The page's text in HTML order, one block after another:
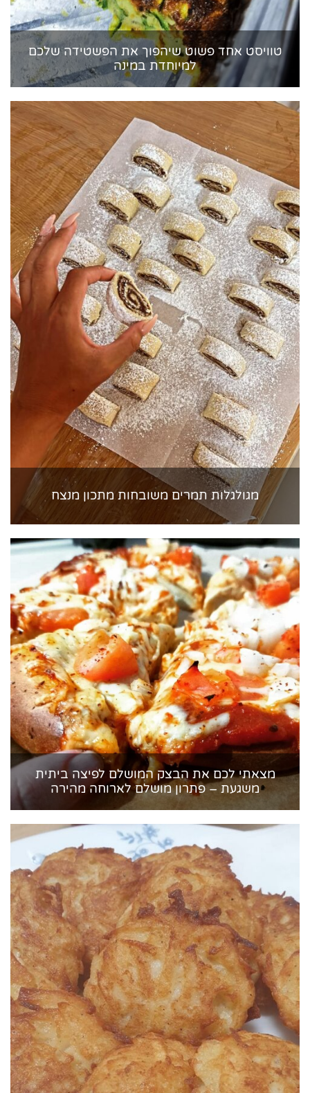
טוויסט אחד פשוט שיהפוך את הפשטידה שלכם
למיוחדת במינה
מגולגלות תמרים משובחות מתכון מנצח
מצאתי לכם את הבצק המושלם לפיצה ביתית
משגעת – פתרון מושלם לארוחה מהירה